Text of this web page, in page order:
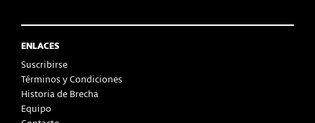
ENLACES
Suscribirse
Términos y Condiciones
Historia de Brecha
Equipo